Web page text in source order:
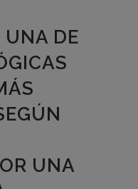
UNA DE
UNA